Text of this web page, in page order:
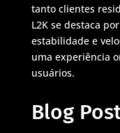
tanto clientes
L2K se destaca
estabilidade e
uma experiência
usuários.
Blog